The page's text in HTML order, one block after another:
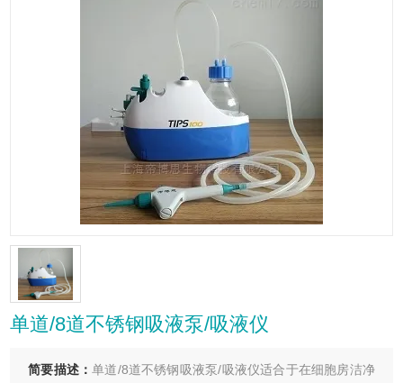
单道/8道不锈钢吸液泵/吸液仪
简要描述：单道/8道不锈钢吸液泵/吸液仪适合于在细胞房洁净